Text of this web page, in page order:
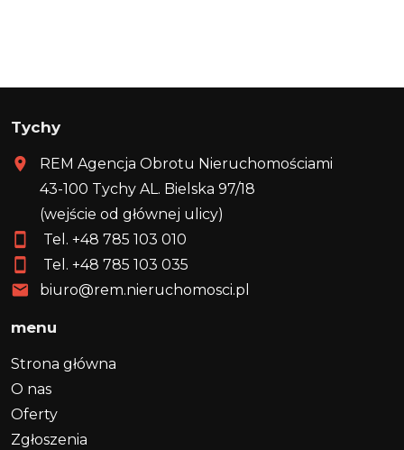
Tychy
REM Agencja Obrotu Nieruchomościami
43-100 Tychy AL. Bielska 97/18
(wejście od głównej ulicy)
Tel. +48 785 103 010
Tel. +48 785 103 035
biuro@rem.nieruchomosci.pl
menu
Strona główna
O nas
Oferty
Zgłoszenia